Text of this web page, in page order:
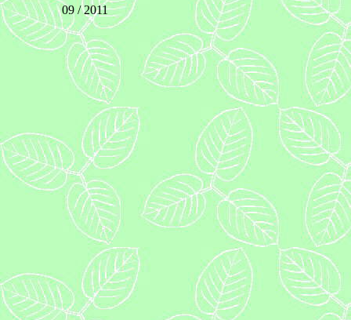
09 / 2011